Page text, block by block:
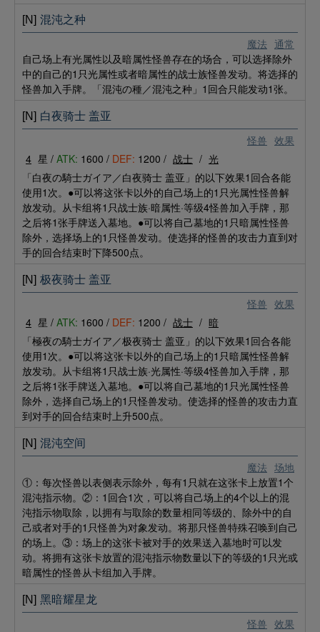
魔法 通常
[N] 混沌之种
自己场上有光属性以及暗属性怪兽存在的场合，可以选择除外
中的自己的1只光属性或者暗属性的战士族怪兽发动。将选择的
怪兽加入手牌。「混沌の種／混沌之种」1回合只能发动1张。
怪兽 效果
[N] 白夜骑士 盖亚
4 星 / ATK: 1600 / DEF: 1200 / 战士 / 光
「白夜の騎士ガイア／白夜骑士 盖亚」的以下效果1回合各能
使用1次。●可以将这张卡以外的自己场上的1只光属性怪兽解
放发动。从卡组将1只战士族·暗属性·等级4怪兽加入手牌，那
之后将1张手牌送入墓地。●可以将自己墓地的1只暗属性怪兽
除外，选择场上的1只怪兽发动。使选择的怪兽的攻击力直到对
手的回合结束时下降500点。
怪兽 效果
[N] 极夜骑士 盖亚
4 星 / ATK: 1600 / DEF: 1200 / 战士 / 暗
「極夜の騎士ガイア／极夜骑士 盖亚」的以下效果1回合各能
使用1次。●可以将这张卡以外的自己场上的1只暗属性怪兽解
放发动。从卡组将1只战士族·光属性·等级4怪兽加入手牌，那
之后将1张手牌送入墓地。●可以将自己墓地的1只光属性怪兽
除外，选择自己场上的1只怪兽发动。使选择的怪兽的攻击力直
到对手的回合结束时上升500点。
魔法 场地
[N] 混沌空间
①：每次怪兽以表侧表示除外，每有1只就在这张卡上放置1个
混沌指示物。②：1回合1次，可以将自己场上的4个以上的混
沌指示物取除，以拥有与取除的数量相同等级的、除外中的自
己或者对手的1只怪兽为对象发动。将那只怪兽特殊召唤到自己
的场上。③：场上的这张卡被对手的效果送入墓地时可以发
动。将拥有这张卡放置的混沌指示物数量以下的等级的1只光或
暗属性的怪兽从卡组加入手牌。
怪兽 效果
[N] 黑暗耀星龙